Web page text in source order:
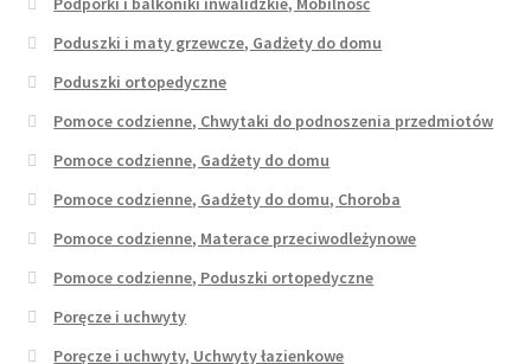
Poduszki i maty grzewcze, Gadżety do domu
Poduszki ortopedyczne
Pomoce codzienne, Chwytaki do podnoszenia przedmiotów
Pomoce codzienne, Gadżety do domu
Pomoce codzienne, Gadżety do domu, Choroba
Pomoce codzienne, Materace przeciwodleżynowe
Pomoce codzienne, Poduszki ortopedyczne
Poręcze i uchwyty
Poręcze i uchwyty, Uchwyty łazienkowe